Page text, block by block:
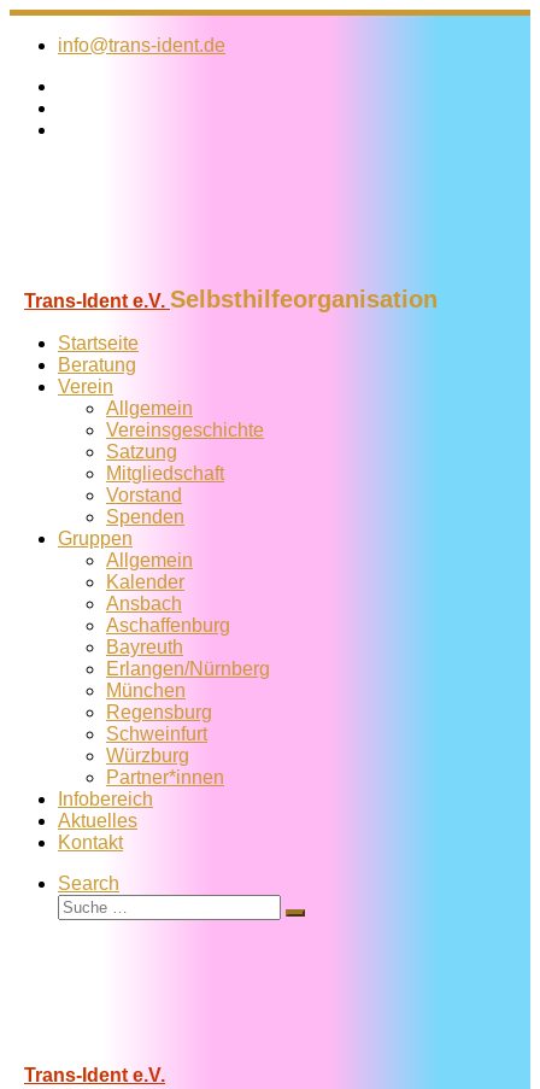
Zum
Inhalt
info@trans-ident.de
Trans-Ident e.V. Selbsthilfeorganisation
Startseite
Beratung
Verein
Allgemein
Vereins­geschichte
Satzung
Mitglied­schaft
Vorstand
Spenden
Gruppen
Allgemein
Kalender
Ansbach
Aschaffenburg
Bayreuth
Erlangen/Nürnberg
München
Regensburg
Schweinfurt
Würzburg
Partner*innen
Infobereich
Aktuelles
Kontakt
Search
Suche
Suche
Trans-Ident e.V.